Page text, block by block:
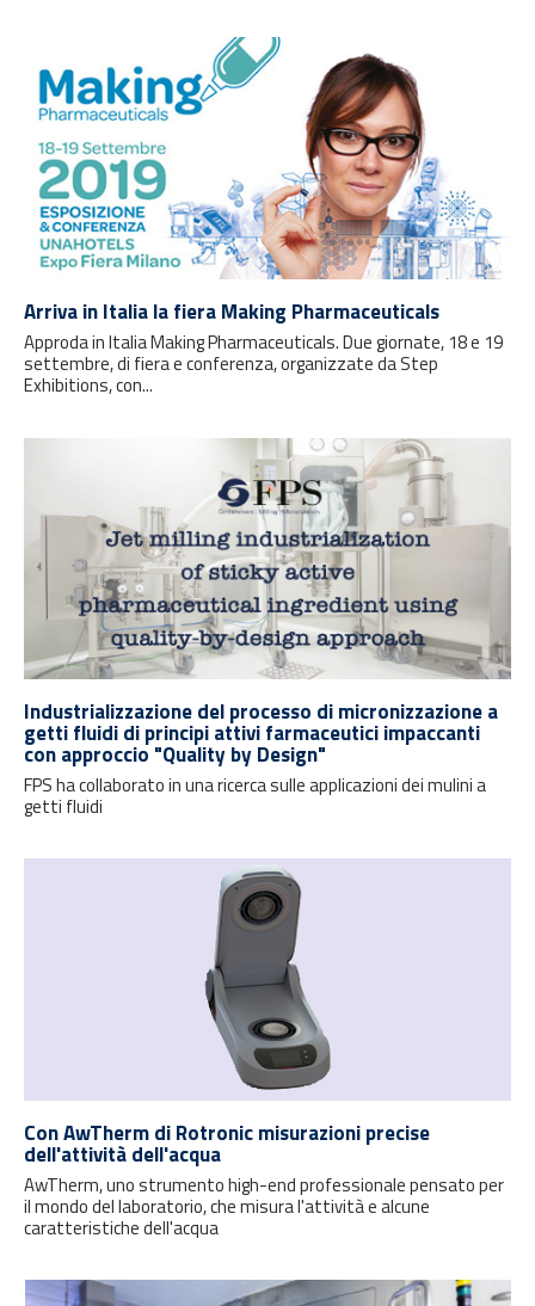
Arriva in Italia la fiera Making Pharmaceuticals
Approda in Italia Making Pharmaceuticals. Due giornate, 18 e 19
settembre, di fiera e conferenza, organizzate da Step
Exhibitions, con...
Industrializzazione del processo di micronizzazione a
getti fluidi di principi attivi farmaceutici impaccanti
con approccio "Quality by Design"
FPS ha collaborato in una ricerca sulle applicazioni dei mulini a
getti fluidi
Con AwTherm di Rotronic misurazioni precise
dell'attività dell'acqua
AwTherm, uno strumento high-end professionale pensato per
il mondo del laboratorio, che misura l'attività e alcune
caratteristiche dell'acqua